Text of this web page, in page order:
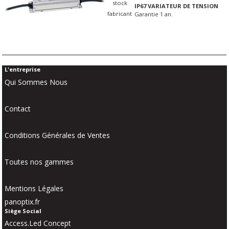
stock
fabricant
IP67 VARIATEUR DE TENSION
Garantie 1 an.
L'entreprise
Qui Sommes Nous
Contact
Conditions Générales de Ventes
Toutes nos gammes
Mentions Légales
panoptix.fr
Siège Social
Access.Led Concept